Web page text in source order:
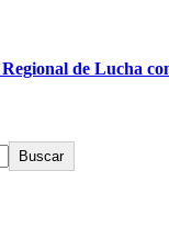
de Lucha
Buscar